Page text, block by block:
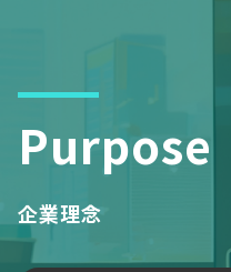
Purpose
企業理念